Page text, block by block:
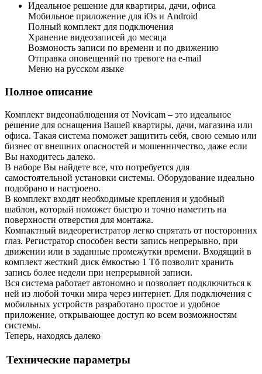
Идеальное решение для квартиры, дачи, офиса
Мобильное приложение для iOs и Android
Полный комплект для подключения
Хранение видеозаписей до месяца
Возмоность записи по времени и по движению
Отправка оповещений по тревоге на e-mail
Меню на русском языке
Полное описание
Комплект видеонаблюдения от Novicam – это идеальное
решение для оснащения Вашей квартиры, дачи, магазина или
офиса. Такая система поможет защитить себя, свою семью или
бизнес от внешних опасностей и мошенничество, даже если
Вы находитесь далеко.
В наборе Вы найдете все, что потребуется для
самостоятельной установки системы. Оборудование идеально
подобрано и настроено.
В комплект входят необходимые крепления и удобный
шаблон, который поможет быстро и точно наметить на
поверхности отверстия для монтажа.
Компактный видеорегистратор легко спрятать от посторонних
глаз. Регистратор способен вести запись непрерывно, при
движении или в заданные промежутки времени. Входящий в
комплект жесткий диск ёмкостью 1 Тб позволит хранить
запись более недели при непрерывной записи.
Вся система работает автономно и позволяет подключиться к
ней из любой точки мира через интернет. Для подключения с
мобильных устройств разработано простое и удобное
приложение, открывающее доступ ко всем возможностям
системы.
Теперь, находясь далеко
Технические параметры